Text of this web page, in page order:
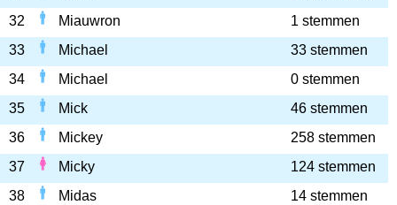
32
Miauwron
1 stemmen
33
Michael
33 stemmen
34
Michael
0 stemmen
35
Mick
46 stemmen
36
Mickey
258 stemmen
37
Micky
124 stemmen
38
Midas
14 stemmen